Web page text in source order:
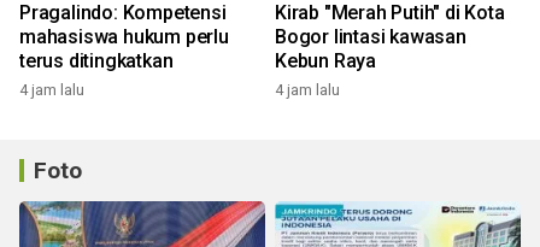
Pragalindo: Kompetensi
mahasiswa hukum perlu
terus ditingkatkan
4 jam lalu
Kirab "Merah Putih" di Kota
Bogor lintasi kawasan
Kebun Raya
4 jam lalu
Foto